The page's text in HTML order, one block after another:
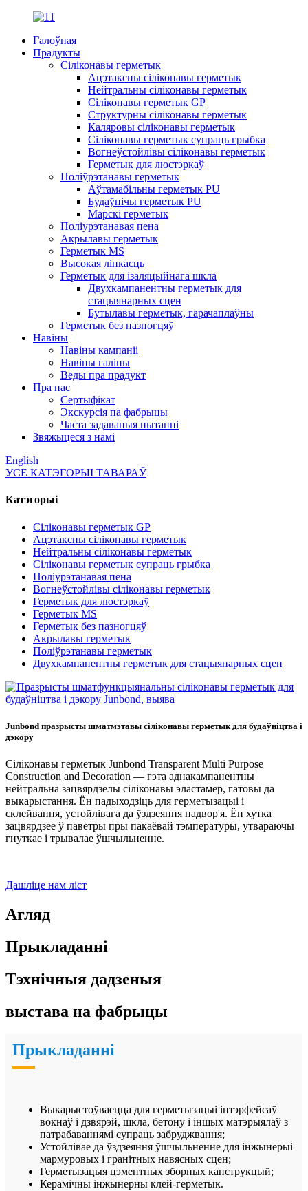
Галоўная
Прадукты
Сіліконавы герметык
Ацэтаксны сіліконавы герметык
Нейтральны сіліконавы герметык
Сіліконавы герметык GP
Структурны сіліконавы герметык
Каляровы сіліконавы герметык
Сіліконавы герметык супраць грыбка
Вогнеўстойлівы сіліконавы герметык
Герметык для люстэркаў
Поліўрэтанавы герметык
Аўтамабільны герметык PU
Будаўнічы герметык PU
Марскі герметык
Поліурэтанавая пена
Акрылавы герметык
Герметык MS
Высокая ліпкасць
Герметык для ізаляцыйнага шкла
Двухкампанентны герметык для
стацыянарных сцен
Бутылавы герметык, гарачаплаўны
Герметык без пазногцяў
Навіны
Навіны кампаніі
Навіны галіны
Веды пра прадукт
Пра нас
Сертыфікат
Экскурсія па фабрыцы
Часта задаваныя пытанні
Звяжыцеся з намі
English
УСЕ КАТЭГОРЫІ ТАВАРАЎ
Катэгорыі
Сіліконавы герметык GP
Ацэтаксны сіліконавы герметык
Нейтральны сіліконавы герметык
Сіліконавы герметык супраць грыбка
Поліурэтанавая пена
Вогнеўстойлівы сіліконавы герметык
Герметык для люстэркаў
Герметык MS
Герметык без пазногцяў
Акрылавы герметык
Поліўрэтанавы герметык
Двухкампанентны герметык для стацыянарных сцен
Junbond празрысты шматмэтавы сіліконавы герметык для будаўніцтва і
дэкору
Сіліконавы герметык Junbond Transparent Multi Purpose
Construction and Decoration — гэта аднакампанентны
нейтральна зацвярдзелы сіліконавы эластамер, гатовы да
выкарыстання. Ён падыходзіць для герметызацыі і
склейвання, устойлівага да ўздзеяння надвор'я. Ён хутка
зацвярдзее ў паветры пры пакаёвай тэмпературы, утвараючы
гнуткае і трывалае ўшчыльненне.
Дашліце нам ліст
Агляд
Прыкладанні
Тэхнічныя дадзеныя
выстава на фабрыцы
Прыкладанні
Выкарыстоўваецца для герметызацыі інтэрфейсаў
вокнаў і дзвярэй, шкла, бетону і іншых матэрыялаў з
патрабаваннямі супраць забруджвання;
Устойлівае да ўздзеяння ўшчыльненне для інжынерыі
мармуровых і гранітных навясных сцен;
Герметызацыя цэментных зборных канструкцый;
Керамічны інжынерны клей-герметык.